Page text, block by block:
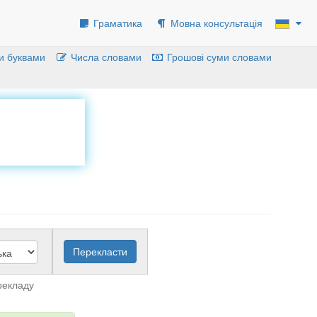
Граматика Мовна консультація
буквами Числа словами
Грошові суми словами